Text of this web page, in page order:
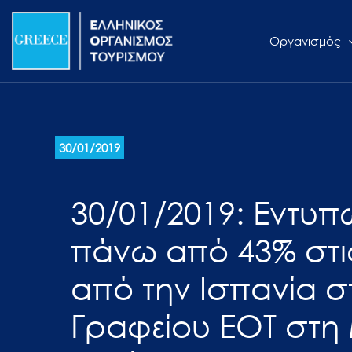
Σημείωση:
Αυτός
ιστότοπος
προσβασιμότητας.
προσαρμόσετε
Μετάβαση
στο
Οργανισμός
30/01/2019
30/01/2019:
πάνω από 43%
από την Ισπανία
Γραφείου ΕΟΤ